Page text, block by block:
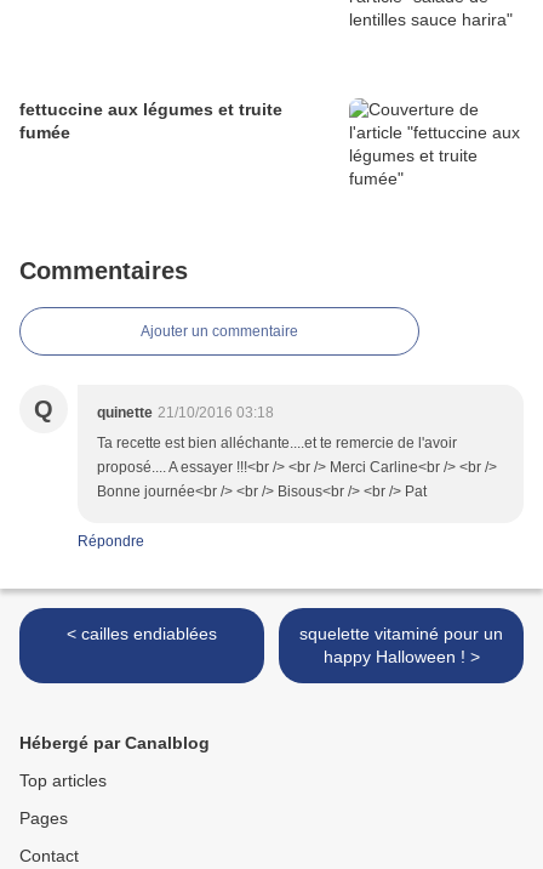
fettuccine aux légumes et truite
fumée
Commentaires
Ajouter un commentaire
Q quinette 21/10/2016 03:18
Ta recette est bien alléchante....et te remercie de l'avoir
proposé.... A essayer !!!<br /> <br /> Merci Carline<br /> <br />
Bonne journée<br /> <br /> Bisous<br /> <br /> Pat
Répondre
< cailles endiablées
squelette vitaminé pour un
happy Halloween ! >
Hébergé par Canalblog
Top articles
Pages
Contact